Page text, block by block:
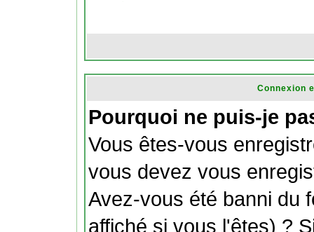
Connexion
Pourquoi ne puis-je
Vous êtes-vous
vous devez vous
Avez-vous été banni du
affiché si vous l'êtes) ?